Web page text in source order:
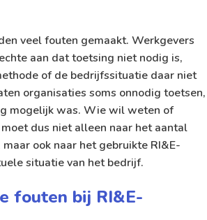
veel fouten gemaakt. Werkgevers
aan dat toetsing niet nodig is,
of de bedrijfssituatie daar niet
organisaties soms onnodig toetsen,
mogelijk was. Wie wil weten of
dus niet alleen naar het aantal
ook naar het gebruikte RI&E-
situatie van het bedrijf.
fouten bij RI&E-